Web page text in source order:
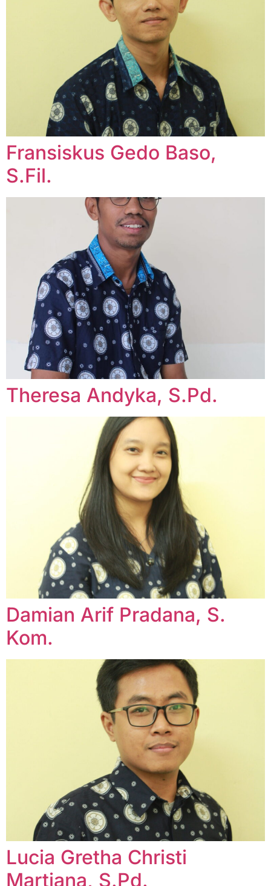
Fransiskus Gedo Baso,
S.Fil.
Theresa Andyka, S.Pd.
Damian Arif Pradana, S.
Kom.
Lucia Gretha Christi
Martiana, S.Pd.